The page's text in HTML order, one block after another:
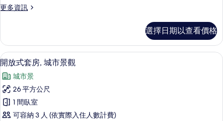
相
詳
多
床,
私
人
泳
池,
海
濱
更多資訊
更
頂
樓
客
房,
多
張
床,
私
人
選擇日期以查看價格
顯
示
開
放
式
開放式套房, 城市景觀 | 埃及棉床單、
6
開放式套房, 城市景觀
城市景
26 平方公尺
1 間臥室
可容納 3 人 (依實際入住人數計費)